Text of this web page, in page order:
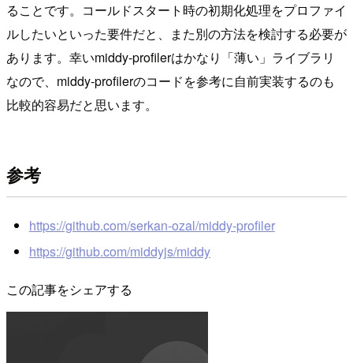
ることです。コールドスタート時の初期化処理をプロファイ
ルしたいといった要件だと、また別の方法を検討する必要が
あります。幸いmiddy-profilerはかなり「薄い」ライブラリ
なので、middy-profilerのコードを参考に自前実装するのも
比較的容易だと思います。
参考
https://github.com/serkan-ozal/middy-profiler
https://github.com/middyjs/middy
この記事をシェアする